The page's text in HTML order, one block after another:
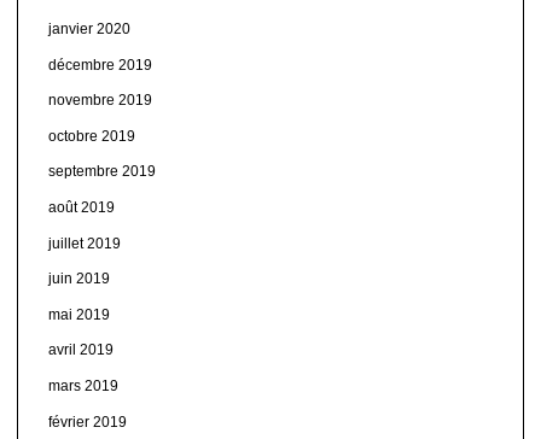
janvier 2020
décembre 2019
novembre 2019
octobre 2019
septembre 2019
août 2019
juillet 2019
juin 2019
mai 2019
avril 2019
mars 2019
février 2019